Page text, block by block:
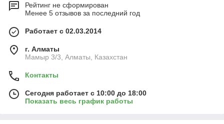
Рейтинг не сформирован
Менее 5 отзывов за последний год
Работает с 02.03.2014
г. Алматы
Мамыр 3/3, Алматы, Казахстан
Контакты
Сегодня работает с 10:00 до 18:00
Показать весь график работы